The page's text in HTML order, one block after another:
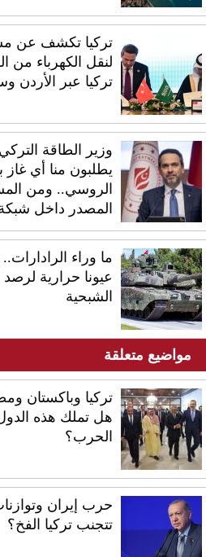
تركيا تكشف عن
لنقل الكهرباء من
تركيا عبر الأردن
وزير الطاقة
يطلبون منا أي غاز
الروسي.. ومن
المصدر داخل شبكة
ما وراء الرادارات..
عيونا حرارية
الشبحية
مواضيع متعلقة
تركيا وباكستان
هل تملك هذه الدول
الحرب؟
حرب إيران
تتجنب تركيا الفخ؟